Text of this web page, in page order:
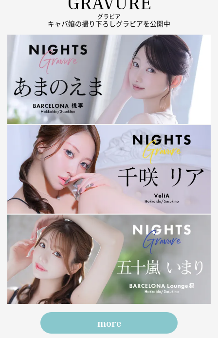
グラビア
キャバ嬢の撮り下ろしグラビアを公開中
more